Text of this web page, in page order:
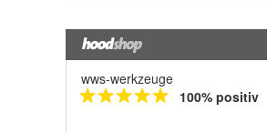
wws-werkzeuge
100% positiv